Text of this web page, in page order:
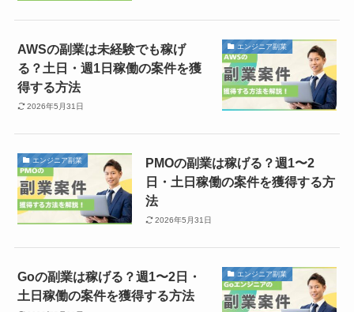
エンジニア副業
AWSの副業は未経験でも稼げ
る？土日・週1日稼働の案件を獲
得する方法
2026年5月31日
エンジニア副業
PMOの副業は稼げる？週1〜2
日・土日稼働の案件を獲得する方
法
2026年5月31日
エンジニア副業
Goの副業は稼げる？週1〜2日・
土日稼働の案件を獲得する方法